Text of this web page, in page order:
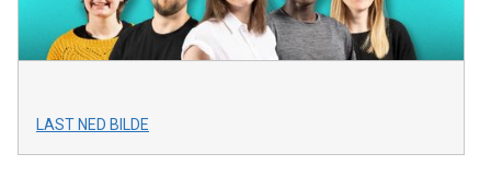
LAST NED BILDE